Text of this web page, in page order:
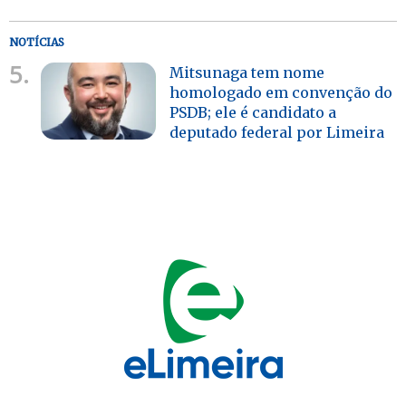
NOTÍCIAS
5.
Mitsunaga tem nome
homologado em convenção do
PSDB; ele é candidato a
deputado federal por Limeira